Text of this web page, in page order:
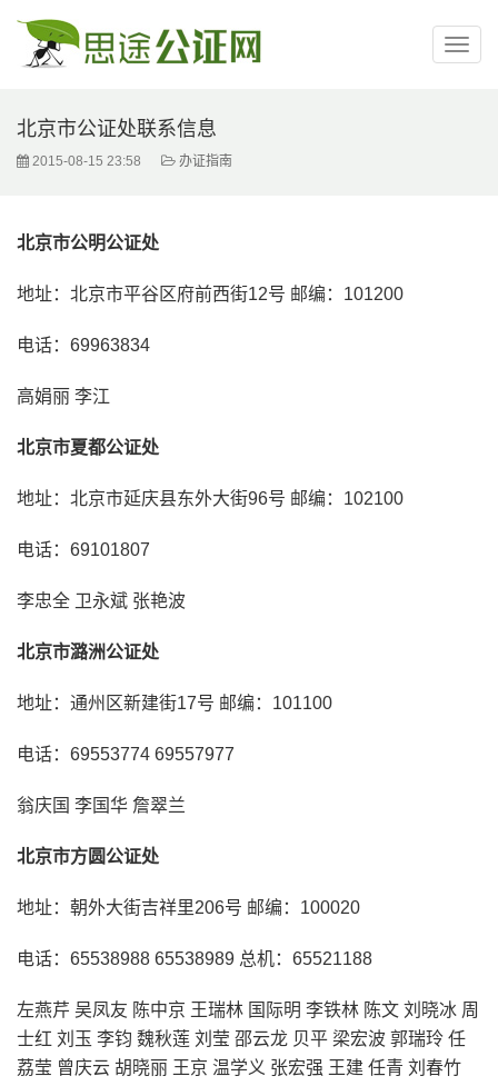
北京市公证处联系信息
2015-08-15 23:58 办证指南
北京市公明公证处
地址：北京市平谷区府前西街12号 邮编：101200
电话：69963834
高娟丽 李江
北京市夏都公证处
地址：北京市延庆县东外大街96号 邮编：102100
电话：69101807
李忠全 卫永斌 张艳波
北京市潞洲公证处
地址：通州区新建街17号 邮编：101100
电话：69553774 69557977
翁庆国 李国华 詹翠兰
北京市方圆公证处
地址：朝外大街吉祥里206号 邮编：100020
电话：65538988 65538989 总机：65521188
左燕芹 吴凤友 陈中京 王瑞林 国际明 李铁林 陈文 刘晓冰 周
士红 刘玉 李钧 魏秋莲 刘莹 邵云龙 贝平 梁宏波 郭瑞玲 任
荔莹 曾庆云 胡晓丽 王京 温学义 张宏强 王建 任青 刘春竹